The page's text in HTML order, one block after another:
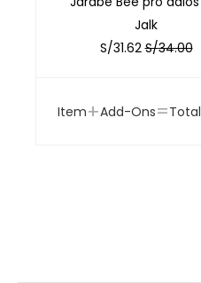
Jalk
S/31.62 S/34.00
Item+Add-Ons=Total